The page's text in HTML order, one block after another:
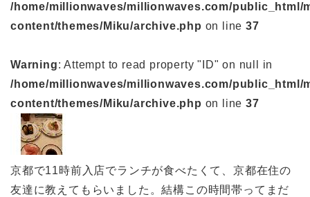
/home/millionwaves/millionwaves.com/public_html/
content/themes/Miku/archive.php on line37
Warning: Attempt to read property "ID" on null in
/home/millionwaves/millionwaves.com/public_html/
content/themes/Miku/archive.php on line37
京都で11時前入店でランチが食べたくて、京都在住の
友達に教えてもらいました。結構この時間帯ってまだ